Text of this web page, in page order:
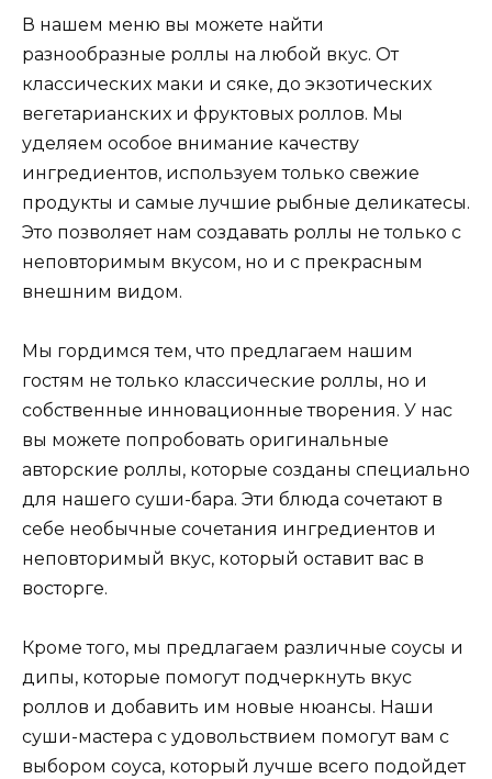
В нашем меню вы можете найти
разнообразные роллы на любой вкус. От
классических маки и сяке, до экзотических
вегетарианских и фруктовых роллов. Мы
уделяем особое внимание качеству
ингредиентов, используем только свежие
продукты и самые лучшие рыбные деликатесы.
Это позволяет нам создавать роллы не только с
неповторимым вкусом, но и с прекрасным
внешним видом.
Мы гордимся тем, что предлагаем нашим
гостям не только классические роллы, но и
собственные инновационные творения. У нас
вы можете попробовать оригинальные
авторские роллы, которые созданы специально
для нашего суши-бара. Эти блюда сочетают в
себе необычные сочетания ингредиентов и
неповторимый вкус, который оставит вас в
восторге.
Кроме того, мы предлагаем различные соусы и
дипы, которые помогут подчеркнуть вкус
роллов и добавить им новые нюансы. Наши
суши-мастера с удовольствием помогут вам с
выбором соуса, который лучше всего подойдет